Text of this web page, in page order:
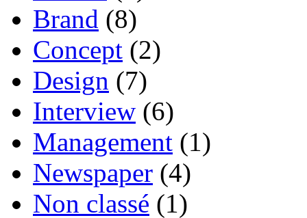
Brand (8)
Concept (2)
Design (7)
Interview (6)
Management (1)
Newspaper (4)
Non classé (1)